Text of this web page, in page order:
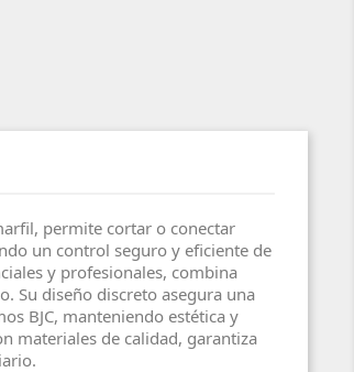
permite cortar o conectar
un control seguro y eficiente de
y profesionales, combina
Su diseño discreto asegura una
BJC, manteniendo estética y
materiales de calidad, garantiza